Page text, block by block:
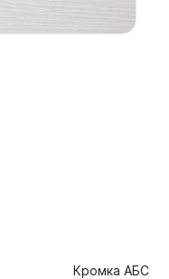
Кромка АБС